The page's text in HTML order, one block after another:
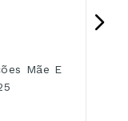
Mãe E